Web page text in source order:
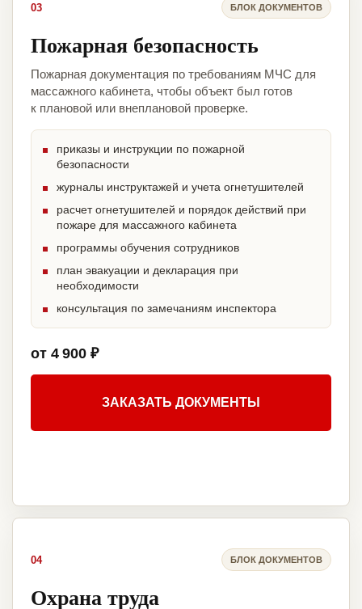
03 БЛОК ДОКУМЕНТОВ
Пожарная безопасность
Пожарная документация по требованиям МЧС для
массажного кабинета, чтобы объект был готов
к плановой или внеплановой проверке.
приказы и инструкции по пожарной
безопасности
журналы инструктажей и учета огнетушителей
расчет огнетушителей и порядок действий при
пожаре для массажного кабинета
программы обучения сотрудников
план эвакуации и декларация при
необходимости
консультация по замечаниям инспектора
от 4 900 ₽
ЗАКАЗАТЬ ДОКУМЕНТЫ
04 БЛОК ДОКУМЕНТОВ
Охрана труда